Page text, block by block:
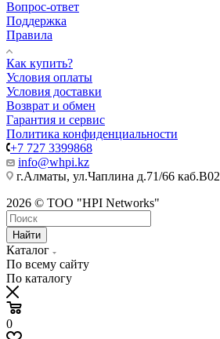
Вопрос-ответ
Поддержка
Правила
Как купить?
Условия оплаты
Условия доставки
Возврат и обмен
Гарантия и сервис
Политика конфиденциальности
+7 727 3399868
info@whpi.kz
г.Алматы, ул.Чаплина д.71/66 каб.B02
2026 © ТОО "HPI Networks"
Найти
Каталог
По всему сайту
По каталогу
0